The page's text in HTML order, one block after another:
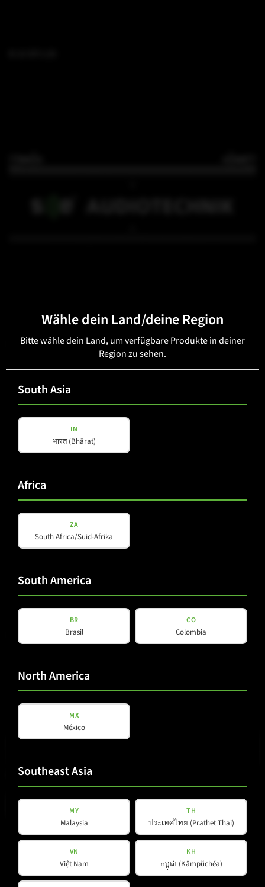
B 15 SFi M
Wähle dein Land/deine Region
Bitte wähle dein Land, um verfügbare Produkte in deiner
Region zu sehen.
South Asia
IN
भारत (Bhārat)
Africa
ZA
South Africa/Suid-Afrika
South America
BR
Brasil
CO
Colombia
North America
MX
México
Southeast Asia
MY
Malaysia
TH
ประเทศไทย (Prathet Thai)
VN
Việt Nam
KH
កម្ពុជា (Kâmpŭchéa)